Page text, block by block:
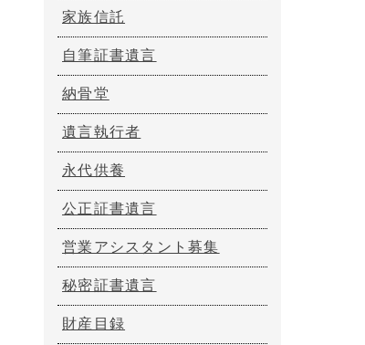
家族信託
自筆証書遺言
納骨堂
遺言執行者
永代供養
公正証書遺言
営業アシスタント募集
秘密証書遺言
財産目録